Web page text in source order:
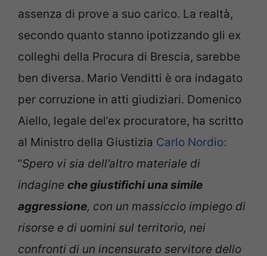
assenza di prove a suo carico. La realtà,
secondo quanto stanno ipotizzando gli ex
colleghi della Procura di Brescia, sarebbe
ben diversa. Mario Venditti è ora indagato
per corruzione in atti giudiziari. Domenico
Aiello, legale del’ex procuratore, ha scritto
al Ministro della Giustizia Carlo Nordio:
“Spero vi sia dell’altro materiale di
indagine che giustifichi una simile
aggressione, con un massiccio impiego di
risorse e di uomini sul territorio, nei
confronti di un incensurato servitore dello